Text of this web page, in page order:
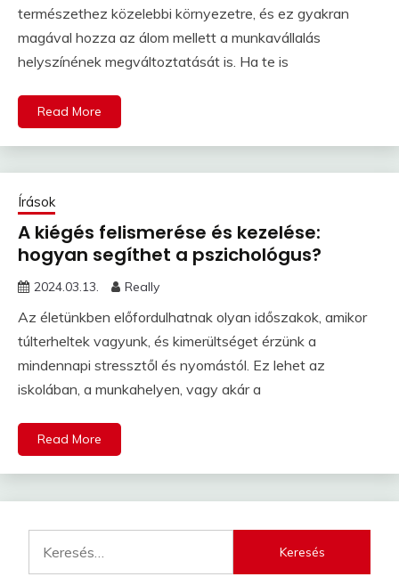
természethez közelebbi környezetre, és ez gyakran
magával hozza az álom mellett a munkavállalás
helyszínének megváltoztatását is. Ha te is
Read More
Írások
A kiégés felismerése és kezelése:
hogyan segíthet a pszichológus?
2024.03.13. Really
Az életünkben előfordulhatnak olyan időszakok, amikor
túlterheltek vagyunk, és kimerültséget érzünk a
mindennapi stressztől és nyomástól. Ez lehet az
iskolában, a munkahelyen, vagy akár a
Read More